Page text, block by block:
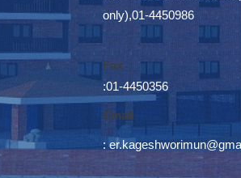
only),01-4450986
Fax
:01-4450356
Email
: